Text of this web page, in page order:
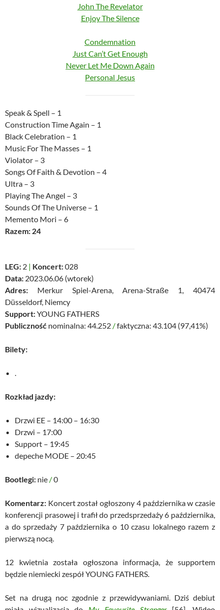
John The Revelator
Enjoy The Silence
Condemnation
Just Can’t Get Enough
Never Let Me Down Again
Personal Jesus
Speak & Spell – 1
Construction Time Again – 1
Black Celebration – 1
Music For The Masses – 1
Violator – 3
Songs Of Faith & Devotion – 4
Ultra – 3
Playing The Angel – 3
Sounds Of The Universe – 1
Memento Mori – 6
Razem: 24
LEG: 2 | Koncert:028
Data: 2023.06.06 (wtorek)
Adres: Merkur Spiel-Arena, Arena-Straße 1, 40474
Düsseldorf, Niemcy
Support:YOUNG FATHERS
Publiczność nominalna: 44.252 /faktyczna: 43.104 (97,41%)
Bilety:
.
Rozkład jazdy:
Drzwi EE – 14:00 – 16:30
Drzwi – 17:00
Support – 19:45
depeche MODE – 20:45
Bootlegi: nie /0
Komentarz: Koncert został ogłoszony 4 października w czasie
konferencji prasowej i trafił do przedsprzedaży 6 października,
a do sprzedaży 7 października o 10 czasu lokalnego razem z
pierwszą nocą.
12 kwietnia została ogłoszona informacja, że supportem
będzie niemiecki zespół YOUNG FATHERS.
Set na drugą noc zgodnie z przewidywaniami. Dziś debiut